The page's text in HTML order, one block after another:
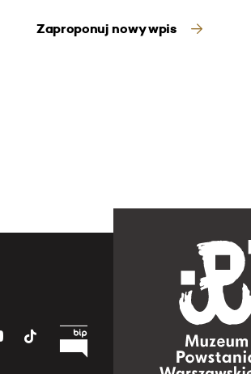
Zaproponuj nowy wpis